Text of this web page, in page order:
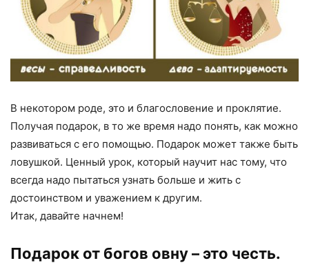
В некотором роде, это и благословение и проклятие.
Получая подарок, в то же время надо понять, как можно
развиваться с его помощью. Подарок может также быть
ловушкой. Ценный урок, который научит нас тому, что
всегда надо пытаться узнать больше и жить с
достоинством и уважением к другим.
Итак, давайте начнем!
Подарок от богов овну – это честь.